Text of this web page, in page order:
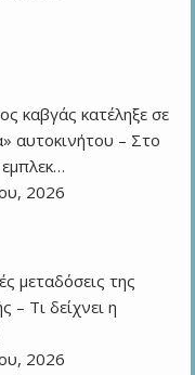
καβγάς κατέληξε σε
αυτοκινήτου – Στο
2026
μεταδόσεις της
– Τι δείχνει η
2026